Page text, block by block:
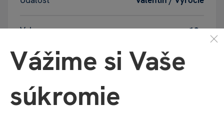
Vek 18+
Balenie produktu
Vážime si Vaše
súkromie